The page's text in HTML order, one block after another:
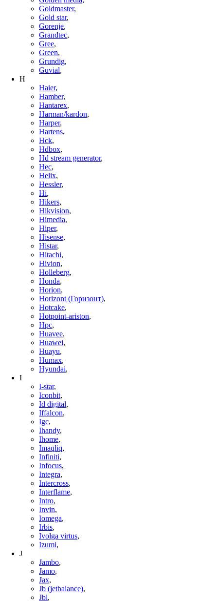
Goldmaster,
Gold star,
Gorenje,
Grandtec,
Gree,
Green,
Grundig,
Guvial,
H
Haier,
Hamber,
Hantarex,
Harman/kardon,
Harper,
Hartens,
Hck,
Hdbox,
Hd stream generator,
Hec,
Helix,
Hessler,
Hi,
Hikers,
Hikvision,
Himedia,
Hiper,
Hisense,
Histar,
Hitachi,
Hivion,
Holleberg,
Honda,
Horion,
Horizont (Горизонт),
Hotcake,
Hotpoint-ariston,
Hpc,
Huavee,
Huawei,
Huayu,
Humax,
Hyundai,
I
I-star,
Iconbit,
Id digital,
Iffalcon,
Igc,
Ihandy,
Ihome,
Imaqliq,
Infiniti,
Infocus,
Integra,
Intercross,
Interflame,
Intro,
Invin,
Iomega,
Irbis,
Ivolga virtus,
Izumi,
J
Jambo,
Jamo,
Jax,
Jb (jetbalance),
Jbl,